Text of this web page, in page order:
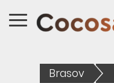
Brasov